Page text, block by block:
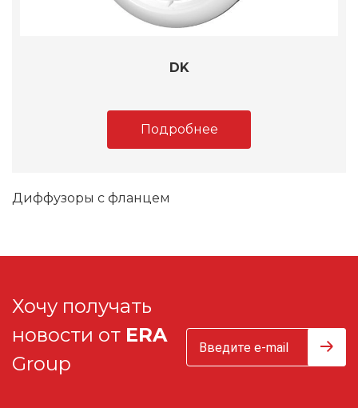
DK
Подробнее
Диффузоры с фланцем
Хочу получать
новости от ERA
Group